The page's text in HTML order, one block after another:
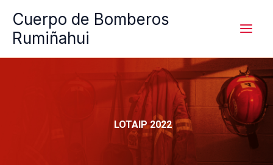
contenido
Cuerpo de Bomberos
Rumiñahui
LOTAIP 2022